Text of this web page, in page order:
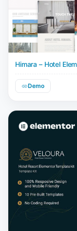
Himara – Hotel
Demo